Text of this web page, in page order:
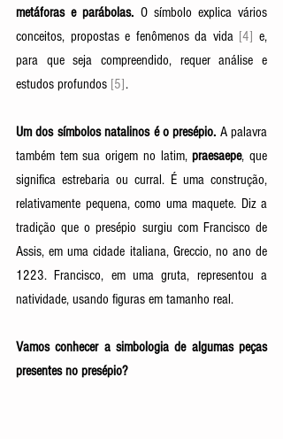
metáforas e parábolas. O símbolo explica vários
conceitos, propostas e fenômenos da vida [4] e,
para que seja compreendido, requer análise e
estudos profundos [5].
Um dos símbolos natalinos é o presépio. A palavra
também tem sua origem no latim, praesaepe, que
significa estrebaria ou curral. É uma construção,
relativamente pequena, como uma maquete. Diz a
tradição que o presépio surgiu com Francisco de
Assis, em uma cidade italiana, Greccio, no ano de
1223. Francisco, em uma gruta, representou a
natividade, usando figuras em tamanho real.
Vamos conhecer a simbologia de algumas peças
presentes no presépio?